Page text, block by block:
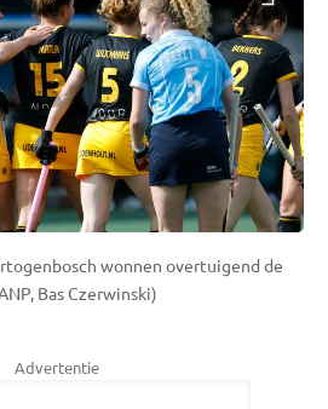
wonnen overtuigend de
Bas Czerwinski)
Advertentie